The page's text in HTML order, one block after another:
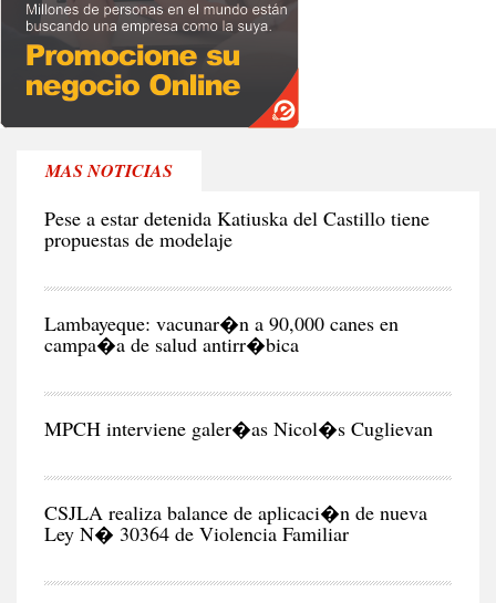
MAS NOTICIAS
Pese a estar detenida Katiuska del Castillo tiene
propuestas de modelaje
Lambayeque: vacunar�n a 90,000 canes en
campa�a de salud antirr�bica
MPCH interviene galer�as Nicol�s Cuglievan
CSJLA realiza balance de aplicaci�n de nueva
Ley N� 30364 de Violencia Familiar